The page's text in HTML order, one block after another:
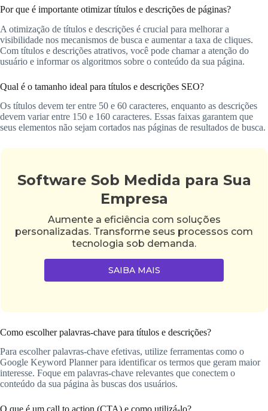
Por que é importante otimizar títulos e descrições de páginas?
A otimização de títulos e descrições é crucial para melhorar a
visibilidade nos mecanismos de busca e aumentar a taxa de cliques.
Com títulos e descrições atrativos, você pode chamar a atenção do
usuário e informar os algoritmos sobre o conteúdo da sua página.
Qual é o tamanho ideal para títulos e descrições SEO?
Os títulos devem ter entre 50 e 60 caracteres, enquanto as descrições
devem variar entre 150 e 160 caracteres. Essas faixas garantem que
seus elementos não sejam cortados nas páginas de resultados de busca.
Software Sob Medida para Sua
Empresa
Aumente a eficiência com soluções
personalizadas. Transforme seus processos com
tecnologia sob demanda.
SAIBA MAIS
Como escolher palavras-chave para títulos e descrições?
Para escolher palavras-chave efetivas, utilize ferramentas como o
Google Keyword Planner para identificar os termos que geram maior
interesse. Foque em palavras-chave relevantes que conectem o
conteúdo da sua página às buscas dos usuários.